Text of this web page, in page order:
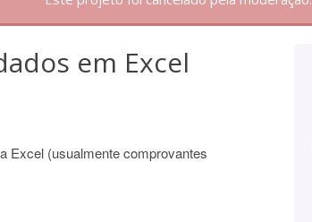
em Excel
Excel (usualmente comprovantes